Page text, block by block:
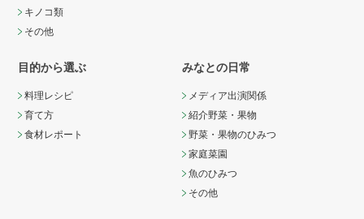
キノコ類
その他
目的から選ぶ
料理レシピ
育て方
食材レポート
みなとの日常
メディア出演関係
紹介野菜・果物
野菜・果物のひみつ
家庭菜園
魚のひみつ
その他